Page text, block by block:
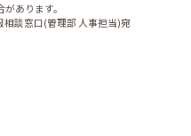
あります。
談窓口(管理部 人事担当)宛